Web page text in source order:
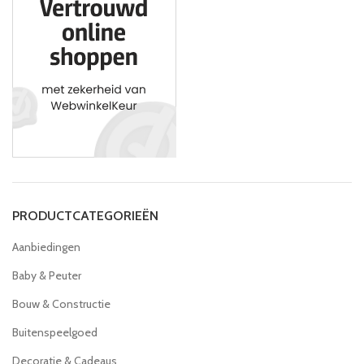
PRODUCTCATEGORIEËN
Aanbiedingen
Baby & Peuter
Bouw & Constructie
Buitenspeelgoed
Decoratie & Cadeaus